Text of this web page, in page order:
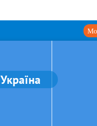
Україна